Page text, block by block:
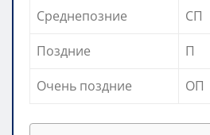
Среднепозние
СП
Поздние
П
Очень поздние
ОП